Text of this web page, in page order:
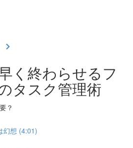
く終わらせるフ
タスク管理術
？
幻想 (4:01)